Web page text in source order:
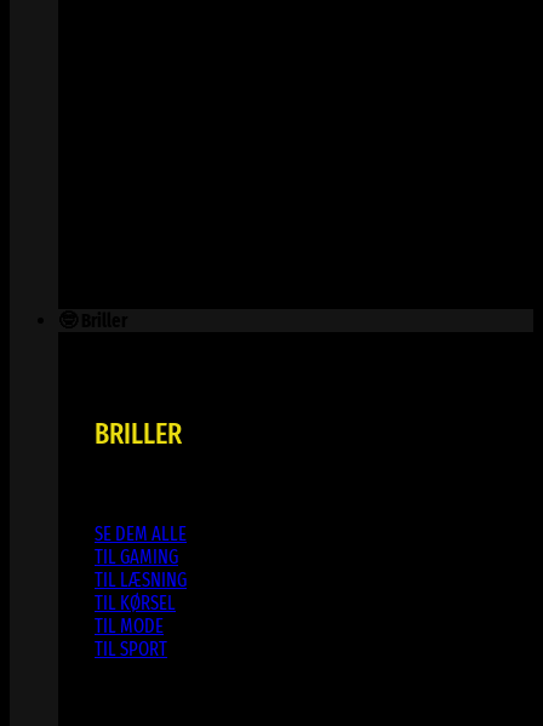
BRILLER
SE DEM ALLE
TIL GAMING
TIL LÆSNING
TIL KØRSEL
TIL MODE
TIL SPORT